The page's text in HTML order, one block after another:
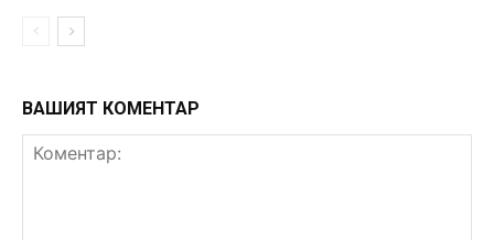
ВАШИЯТ КОМЕНТАР